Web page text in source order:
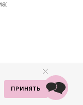
ПРИНЯТЬ